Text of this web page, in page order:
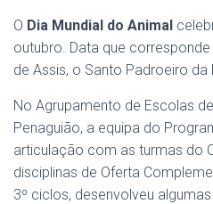
O Dia Mundial do Animal
outubro. Data que
de Assis, o Santo Padroeiro
No Agrupamento de Escolas
Penaguião, a equipa do
articulação com as turmas do
disciplinas de Oferta
3º ciclos, desenvolveu